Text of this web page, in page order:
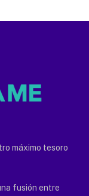
máximo tesoro
fusión entre